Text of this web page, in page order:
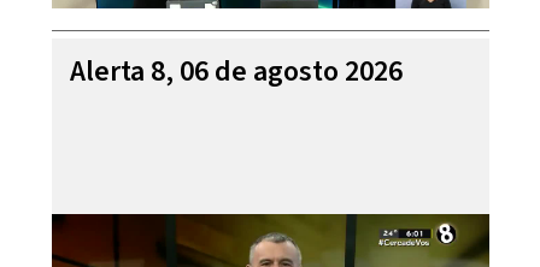
Alerta 8, 06 de agosto 2026